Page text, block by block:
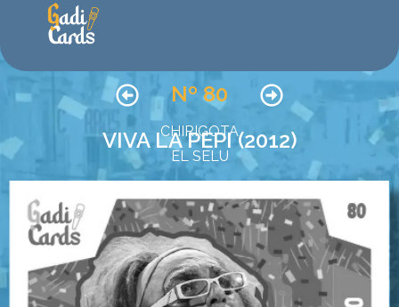
Nº 80
CHIRIGOTA
VIVA LA PEPI (2012)
EL SELU